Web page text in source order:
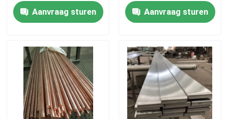
Aanvraag sturen
Oppervlak Voor
Scheepsbouw
Aanvraag sturen